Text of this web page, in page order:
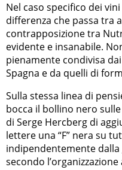
Nel caso specifico dei
differenza che passa tra
contrapposizione tra
evidente e insanabile.
pienamente condivisa
Spagna e da quelli di
Sulla stessa linea di
bocca il bollino nero
di Serge Hercberg di
lettere una “F” nera su
indipendentemente
secondo